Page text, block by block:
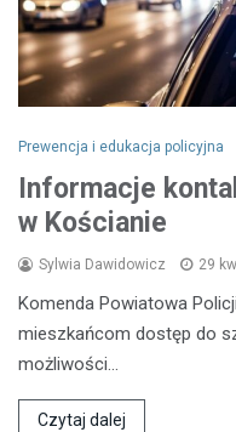
Prewencja i edukacja policyjna
Informacje
w Kościanie
Sylwia Dawidowicz 29
Komenda Powiatowa
mieszkańcom dostęp do
możliwości…
Czytaj dalej